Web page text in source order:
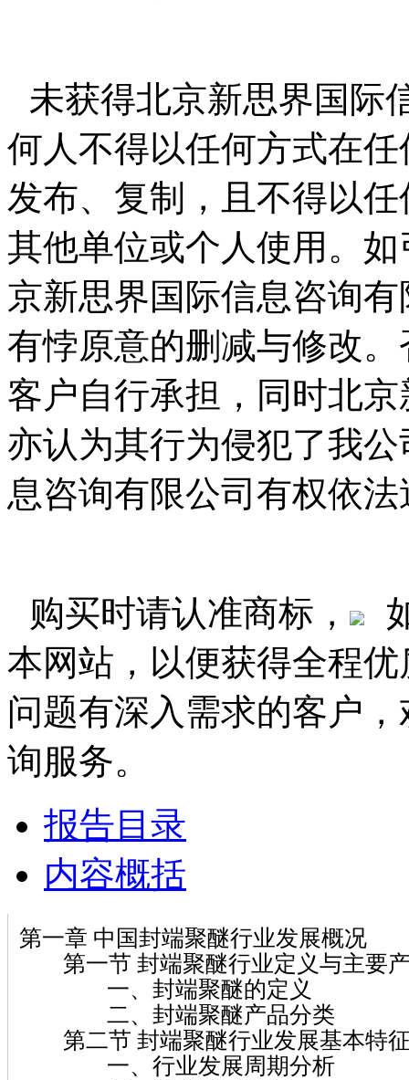
未获得北京新思界国际
何人不得以任何方式在
发布、复制，且不得以
其他单位或个人使用。
京新思界国际信息咨询
有悖原意的删减与修改
客户自行承担，同时北
亦认为其行为侵犯了我
息咨询有限公司有权依
购买时请认准商标，
本网站，以便获得全程
问题有深入需求的客户
询服务。
报告目录
内容概括
第一章 中国封端聚醚行业发展概况
第一节 封端聚醚行业定义与主要
一、封端聚醚的定义
二、封端聚醚产品分类
第二节 封端聚醚行业发展基本特
一、行业发展周期分析